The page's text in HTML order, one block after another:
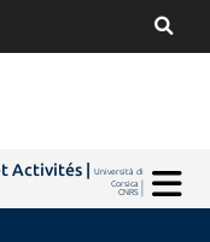
Activités |Università di
Corsica |
CNRS |